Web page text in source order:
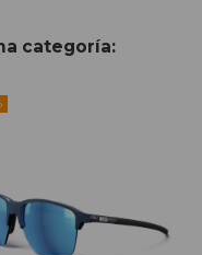
categoría: